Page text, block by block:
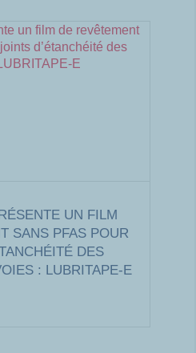
UN FILM
SANS PFAS POUR
DES
: LUBRITAPE-E